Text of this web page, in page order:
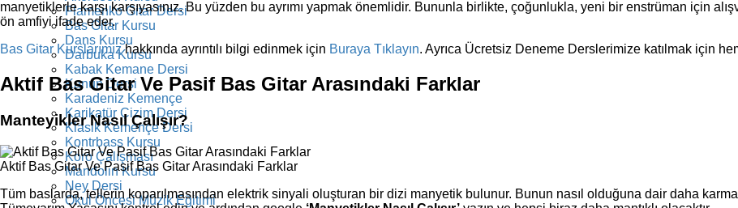
Flamenko Gitar Dersi
Bas Gitar Kursu
Dans Kursu
Darbuka Kursu
Kabak Kemane Dersi
Kanun Dersi
Karadeniz Kemençe
Karikatür Çizim Dersi
Klasik Kemençe Dersi
Kontrbass Kursu
Koro Çalışması
Mandolin Kursu
Ney Dersi
Okul Öncesi Müzik Eğitimi
manyetiklerle karşı karşıyasınız. Bu yüzden bu ayrımı yapmak önemlidir. Bununla birlikte, çoğunlukla, yeni bir enstrüman için
ön amfiyi ifade eder.
Bas Gitar Kurslarımızhakkında ayrıntılı bilgi edinmek için Buraya Tıklayın. Ayrıca Ücretsiz Deneme Derslerimize katılmak için
Aktif Bas Gitar Ve Pasif Bas Gitar Arasındaki Farklar
Manteyikler Nasıl Çalışır?
Aktif Bas Gitar Ve Pasif Bas Gitar Arasındaki Farklar
Tüm baslarda, tellerin koparılmasından elektrik sinyali oluşturan bir dizi manyetik bulunur. Bunun nasıl olduğuna dair daha